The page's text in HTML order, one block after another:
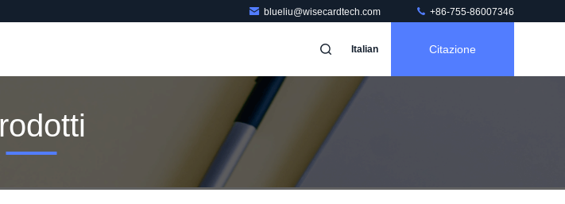
blueliu@wisecardtech.com +86-755-86007346
Italian Citazione